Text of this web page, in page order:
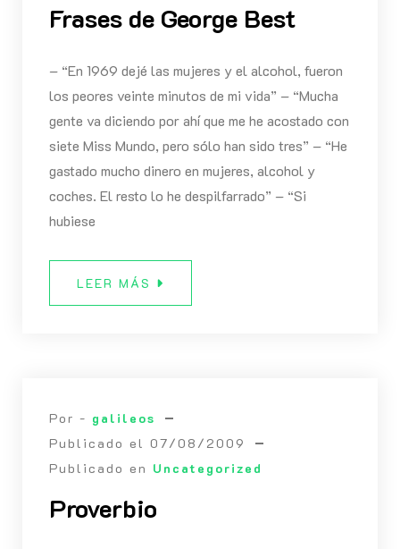
Frases de George Best
– “En 1969 dejé las mujeres y el alcohol, fueron
los peores veinte minutos de mi vida” – “Mucha
gente va diciendo por ahí que me he acostado con
siete Miss Mundo, pero sólo han sido tres” – “He
gastado mucho dinero en mujeres, alcohol y
coches. El resto lo he despilfarrado” – “Si
hubiese
LEER MÁS
Por - galileos
Publicado el 07/08/2009
Publicado en Uncategorized
Proverbio